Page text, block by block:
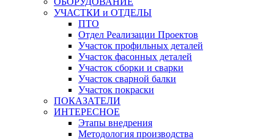
УЧАСТКИ и ОТДЕЛЫ
ПТО
Отдел Реализации Проектов
Участок профильных деталей
Участок фасонных деталей
Участок сборки и сварки
Участок сварной балки
Участок покраски
ПОКАЗАТЕЛИ
ИНТЕРЕСНОЕ
Этапы внедрения
Методология производства